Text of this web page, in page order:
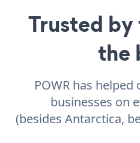
Trusted
the
POWR has
businesses on
(besides Antarctica,